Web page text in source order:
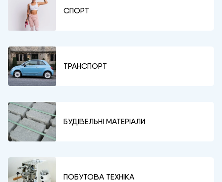
СПОРТ
ТРАНСПОРТ
БУДІВЕЛЬНІ МАТЕРІАЛИ
ПОБУТОВА ТЕХНІКА